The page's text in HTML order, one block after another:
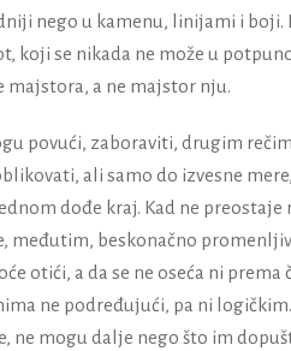
nego u kamenu, linijami i
koji se nikada ne može u
majstora, a ne majstor nju.
povući, zaboraviti, drugim
ali samo do izvesne
dođe kraj. Kad ne preostaje
međutim, beskonačno
otići, a da se ne oseća ni
ne podređujući, pa ni
ne mogu dalje nego što im